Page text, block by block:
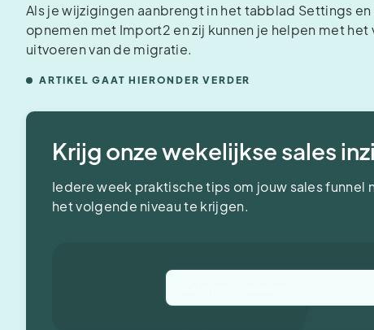
Als je wijzigingen aanbrengt in het tabblad Settings
opnemen met Import2 en zij kunnen je helpen met
uitvoeren van de migratie.
ARTIKEL GAAT HIERONDER VERDER
Krijg onze wekelijkse sales
Iedere week praktische tips om jouw sales funnel
het volgende niveau te krijgen.